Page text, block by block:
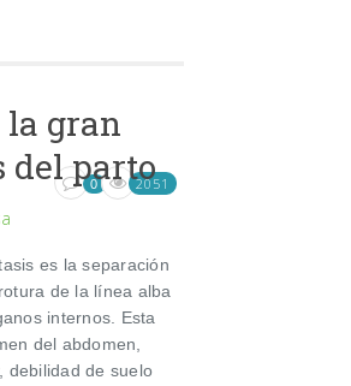
gran
del parto
0 2051
es la separación
de la línea alba
internos. Esta
del abdomen,
debilidad de suelo